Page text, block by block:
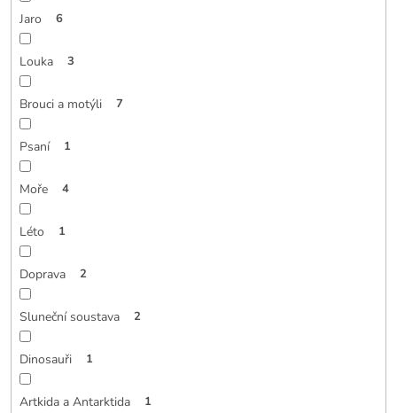
Jaro 6
Louka 3
Brouci a motýli 7
Psaní 1
Moře 4
Léto 1
Doprava 2
Sluneční soustava 2
Dinosauři 1
Artkida a Antarktida 1